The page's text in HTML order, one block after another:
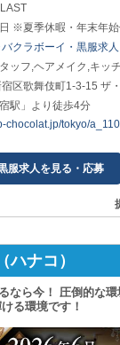
※夏季休暇・年末年始
クラボーイ・黒服求人
ッフ,ヘアメイク,キッ
宿区歌舞伎町1-3-15 ザ
駅」より徒歩4分
chocolat.jp/tokyo/
服求人を見る・応募
ナコ）
なら今！ 圧倒的な環
る環境です！